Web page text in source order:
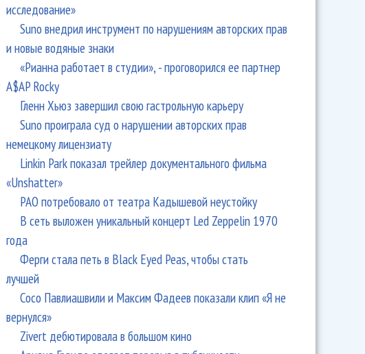
исследование»
Suno внедрил инструмент по нарушениям авторских прав
и новые водяные знаки
«Рианна работает в студии», - проговорился ее партнер
A$AP Rocky
Гленн Хьюз завершил свою гастрольную карьеру
Suno проиграла суд о нарушении авторских прав
немецкому лицензиату
Linkin Park показал трейлер документального фильма
«Unshatter»
РАО потребовало от театра Кадышевой неустойку
В сеть выложен уникальный концерт Led Zeppelin 1970
года
Ферги стала петь в Black Eyed Peas, чтобы стать
лучшей
Сосо Павлиашвили и Максим Фадеев показали клип «Я не
вернулся»
Zivert дебютировала в большом кино